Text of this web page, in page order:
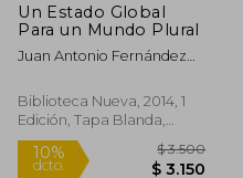
Un Estado Global
Para un Mundo Plural
Juan Antonio Fernández
Biblioteca Nueva, 2014, 1
Edición, Tapa Blanda,
Nuevo